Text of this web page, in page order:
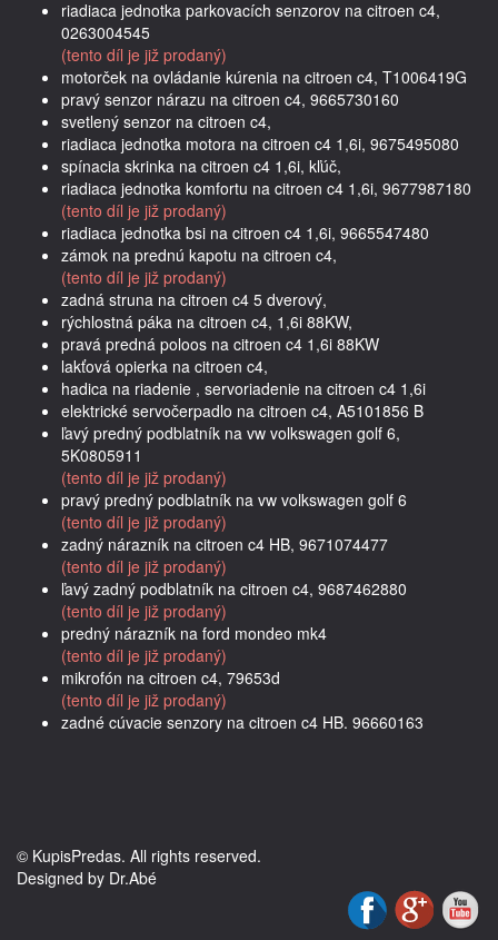
riadiaca jednotka parkovacích senzorov na citroen c4,
0263004545
(tento díl je již prodaný)
motorček na ovládanie kúrenia na citroen c4, T1006419G
pravý senzor nárazu na citroen c4, 9665730160
svetlený senzor na citroen c4,
riadiaca jednotka motora na citroen c4 1,6i, 9675495080
spínacia skrinka na citroen c4 1,6i, kľúč,
riadiaca jednotka komfortu na citroen c4 1,6i, 9677987180
(tento díl je již prodaný)
riadiaca jednotka bsi na citroen c4 1,6i, 9665547480
zámok na prednú kapotu na citroen c4,
(tento díl je již prodaný)
zadná struna na citroen c4 5 dverový,
rýchlostná páka na citroen c4, 1,6i 88KW,
pravá predná poloos na citroen c4 1,6i 88KW
lakťová opierka na citroen c4,
hadica na riadenie , servoriadenie na citroen c4 1,6i
elektrické servočerpadlo na citroen c4, A5101856 B
ľavý predný podblatník na vw volkswagen golf 6,
5K0805911
(tento díl je již prodaný)
pravý predný podblatník na vw volkswagen golf 6
(tento díl je již prodaný)
zadný nárazník na citroen c4 HB, 9671074477
(tento díl je již prodaný)
ľavý zadný podblatník na citroen c4, 9687462880
(tento díl je již prodaný)
predný nárazník na ford mondeo mk4
(tento díl je již prodaný)
mikrofón na citroen c4, 79653d
(tento díl je již prodaný)
zadné cúvacie senzory na citroen c4 HB. 96660163
© KupisPredas. All rights reserved.
Designed by Dr.Abé